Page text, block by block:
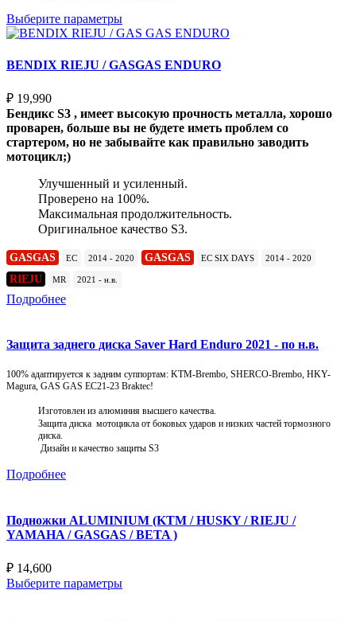
Выберите параметры
BENDIX RIEJU / GASGAS ENDURO
₽ 19,990
Бендикс S3 , имеет высокую прочность металла, хорошо
проварен, больше вы не будете иметь проблем со
стартером, но не забывайте как правильно заводить
мотоцикл;)
Улучшенный и усиленный.
Проверено на 100%.
Максимальная продолжительность.
Оригинальное качество S3.
GASGAS EC 2014 - 2020 GASGAS EC SIX DAYS 2014 - 2020
RIEJU MR 2021 - н.в.
Подробнее
Защита заднего диска Saver Hard Enduro 2021 - по н.в.
100% адаптируется к задним суппортам: KTM-Brembo, SHERCO-Brembo, HKY-
Magura, GAS GAS EC21-23 Braktec!
Изготовлен из алюминия высшего качества.
Защита диска мотоцикла от боковых ударов и низких частей тормозного
диска.
Дизайн и качество защиты S3
Подробнее
Подножки ALUMINIUM (KTM / HUSKY / RIEJU /
YAMAHA / GASGAS / BETA )
₽ 14,600
Выберите параметры